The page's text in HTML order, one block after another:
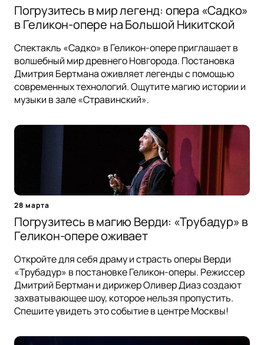
Погрузитесь в мир легенд: опера «Садко»
в Геликон-опере на Большой Никитской
Спектакль «Садко» в Геликон-опере приглашает в
волшебный мир древнего Новгорода. Постановка
Дмитрия Бертмана оживляет легенды с помощью
современных технологий. Ощутите магию истории и
музыки в зале «Стравинский».
28 марта
Погрузитесь в магию Верди: «Трубадур» в
Геликон-опере оживает
Откройте для себя драму и страсть оперы Верди
«Трубадур» в постановке Геликон-оперы. Режиссер
Дмитрий Бертман и дирижер Оливер Диаз создают
захватывающее шоу, которое нельзя пропустить.
Спешите увидеть это событие в центре Москвы!